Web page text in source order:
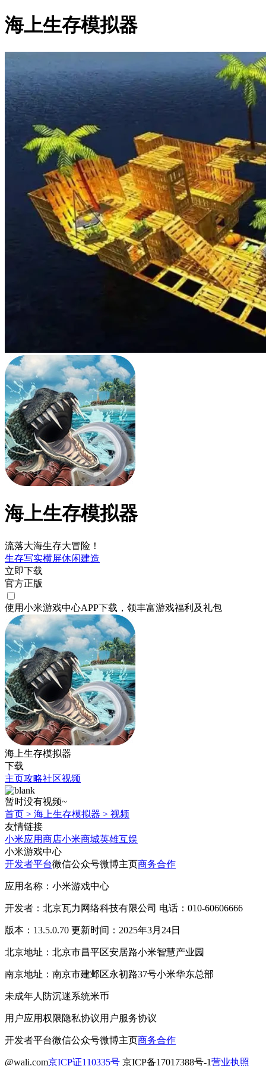
海上生存模拟器
海上生存模拟器
流落大海生存大冒险！
生存写实横屏休闲建造
立即下载
官方正版
使用小米游戏中心APP下载 ，领丰富游戏福利 及礼包
海上生存模拟器
下载
主页攻略社区视频
暂时没有视频~
首页 > 海上生存模拟器 > 视频
友情链接
小米应用商店小米商城英雄互娱
小米游戏中心
开发者平台微信公众号微博主页商务合作
应用名称：小米游戏中心
开发者：北京瓦力网络科技有限公司 电话：010-60606666
版本：13.5.0.70 更新时间：2025年3月24日
北京地址：北京市昌平区安居路小米智慧产业园
南京地址：南京市建邺区永初路37号小米华东总部
未成年人防沉迷系统米币
用户应用权限隐私协议用户服务协议
开发者平台微信公众号微博主页商务合作
@wali.com京ICP证110335号 京ICP备17017388号-1营业执照